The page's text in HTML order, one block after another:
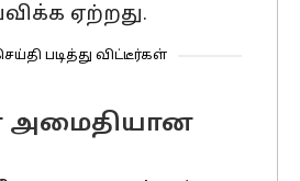
ஏற்றது.
படித்து விட்டீர்கள்
அமைதியான